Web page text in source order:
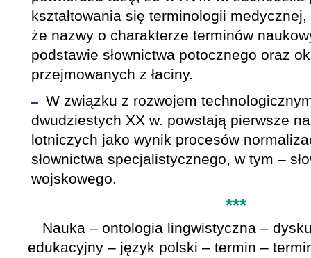
kształtowania się terminologii
że nazwy o charakterze terminów
podstawie słownictwa potocznego oraz
przejmowanych z łaciny.
W związku z rozwojem
dwudziestych XX w. powstają pierwsze
lotniczych jako wynik procesów
słownictwa specjalistycznego, w tym –
wojskowego.
***
Nauka – ontologia lingwistyczna –
edukacyjny – język polski – termin –